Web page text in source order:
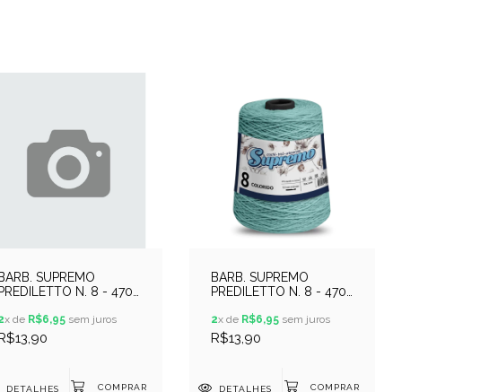
SUPREMO
N. 8 - 470
x de R$6,95 sem juros
DETALHES
BARB. SUPREMO
PREDILETTO N. 8 - 470
2x de R$6,95sem juros
R$13,90
DETALHES